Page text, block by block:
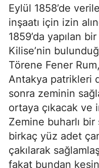
Eylül 1858’de
inşaatı için izin
1859’da yapılan
Kilise’nin
Törene Fener
Antakya patrikleri
sonra zeminin
ortaya çıkacak ve
Zemine buharlı bir
birkaç yüz adet
çakılarak
fakat bundan kesin